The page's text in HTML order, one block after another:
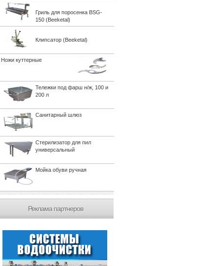
Гриль для поросенка BSG-
150 (Beeketal)
Клипсатор (Beeketal)
Ножи куттерные
Тележки под фарш н/ж, 100 и
200 л
Санитарный шлюз
Стерилизатор для пил
универсальный
Мойка обуви ручная
Реклама партнеров